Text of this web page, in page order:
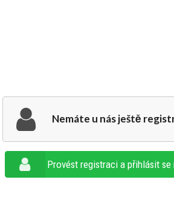
Nemáte u nás ještě
Provést registraci a přihlásit se